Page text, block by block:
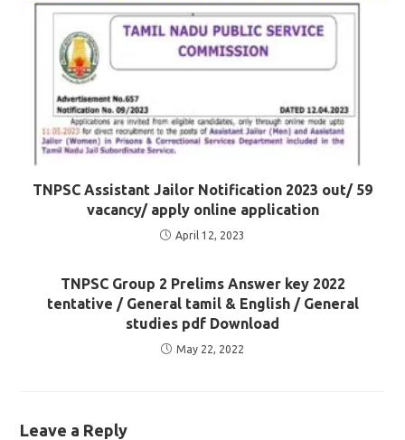
TNPSC Assistant Jailor Notification 2023 out/ 59
vacancy/ apply online application
April 12, 2023
TNPSC Group 2 Prelims Answer key 2022
tentative / General tamil & English / General
studies pdf Download
May 22, 2022
Leave a Reply